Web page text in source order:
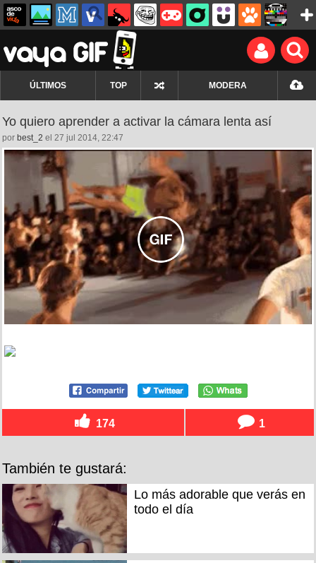
ÚLTIMOS TOP MODERA
Yo quiero aprender a activar la cámara lenta así
por best_2 el 27 jul 2014, 22:47
174 1
También te gustará:
Lo más adorable que verás en
todo el día